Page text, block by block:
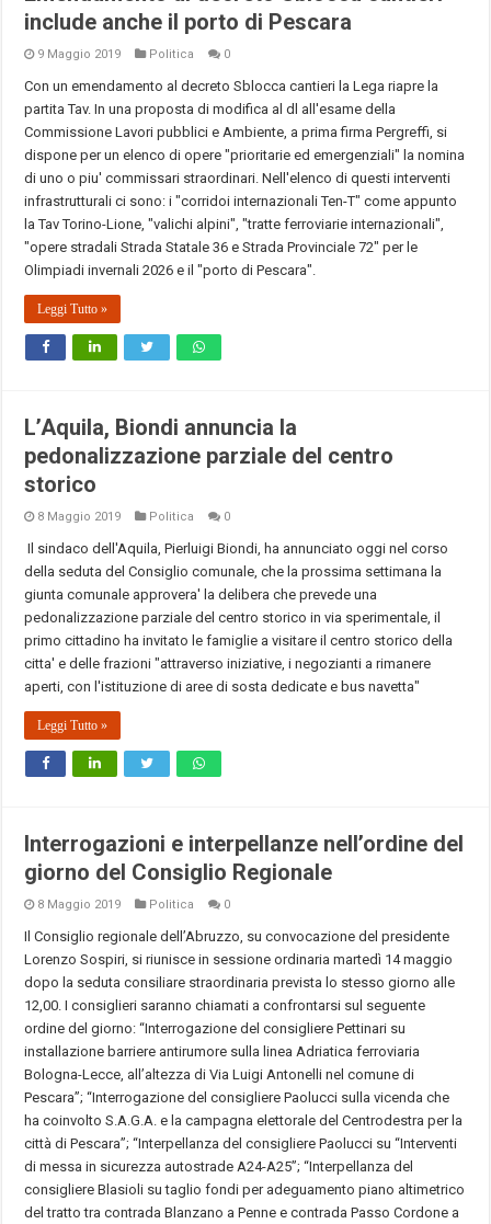
include anche il porto di Pescara
9 Maggio 2019 Politica 0
Con un emendamento al decreto Sblocca cantieri la Lega riapre la
partita Tav. In una proposta di modifica al dl all'esame della
Commissione Lavori pubblici e Ambiente, a prima firma Pergreffi, si
dispone per un elenco di opere "prioritarie ed emergenziali" la nomina
di uno o piu' commissari straordinari. Nell'elenco di questi interventi
infrastrutturali ci sono: i "corridoi internazionali Ten-T" come appunto
la Tav Torino-Lione, "valichi alpini", "tratte ferroviarie internazionali",
"opere stradali Strada Statale 36 e Strada Provinciale 72" per le
Olimpiadi invernali 2026 e il "porto di Pescara".
Leggi Tutto »
L’Aquila, Biondi annuncia la
pedonalizzazione parziale del centro
storico
8 Maggio 2019 Politica 0
Il sindaco dell'Aquila, Pierluigi Biondi, ha annunciato oggi nel corso
della seduta del Consiglio comunale, che la prossima settimana la
giunta comunale approvera' la delibera che prevede una
pedonalizzazione parziale del centro storico in via sperimentale, il
primo cittadino ha invitato le famiglie a visitare il centro storico della
citta' e delle frazioni "attraverso iniziative, i negozianti a rimanere
aperti, con l'istituzione di aree di sosta dedicate e bus navetta"
Leggi Tutto »
Interrogazioni e interpellanze nell’ordine del
giorno del Consiglio Regionale
8 Maggio 2019 Politica 0
Il Consiglio regionale dell’Abruzzo, su convocazione del presidente
Lorenzo Sospiri, si riunisce in sessione ordinaria martedì 14 maggio
dopo la seduta consiliare straordinaria prevista lo stesso giorno alle
12,00. I consiglieri saranno chiamati a confrontarsi sul seguente
ordine del giorno: “Interrogazione del consigliere Pettinari su
installazione barriere antirumore sulla linea Adriatica ferroviaria
Bologna-Lecce, all’altezza di Via Luigi Antonelli nel comune di
Pescara”; “Interrogazione del consigliere Paolucci sulla vicenda che
ha coinvolto S.A.G.A. e la campagna elettorale del Centrodestra per la
città di Pescara”; “Interpellanza del consigliere Paolucci su “Interventi
di messa in sicurezza autostrade A24-A25”; “Interpellanza del
consigliere Blasioli su taglio fondi per adeguamento piano altimetrico
del tratto tra contrada Blanzano a Penne e contrada Passo Cordone a